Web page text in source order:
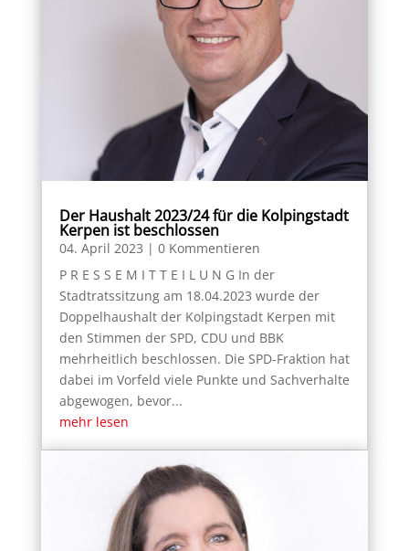
Der Haushalt 2023/24 für die Kolpingstadt
Kerpen ist beschlossen
04. April 2023 | 0 Kommentieren
P R E S S E M I T T E I L U N G In der
Stadtratssitzung am 18.04.2023 wurde der
Doppelhaushalt der Kolpingstadt Kerpen mit
den Stimmen der SPD, CDU und BBK
mehrheitlich beschlossen. Die SPD-Fraktion hat
dabei im Vorfeld viele Punkte und Sachverhalte
abgewogen, bevor...
mehr lesen